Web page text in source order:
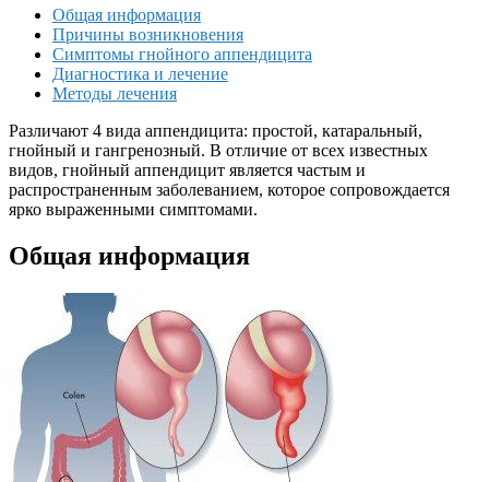
Общая информация
Причины возникновения
Симптомы гнойного аппендицита
Диагностика и лечение
Методы лечения
Различают 4 вида аппендицита: простой, катаральный,
гнойный и гангренозный. В отличие от всех известных
видов, гнойный аппендицит является частым и
распространенным заболеванием, которое сопровождается
ярко выраженными симптомами.
Общая информация